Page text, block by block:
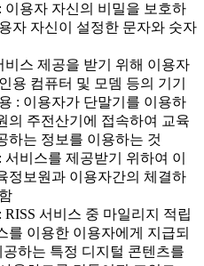
용자 자신의 비밀을 보호하
자 자신이 설정한 문자와 숫자
스 제공을 받기 위해 이용자
용 컴퓨터 및 모뎀 등의 기기
: 이용자가 단말기를 이용하
의 주전산기에 접속하여 교육
하는 정보를 이용하는 것
비스를 제공받기 위하여 이
정보원과 이용자간의 체결하
서비스 중 마일리지 적립
를 이용한 이용자에게 지급되
공하는 특정 디지털 콘텐츠를